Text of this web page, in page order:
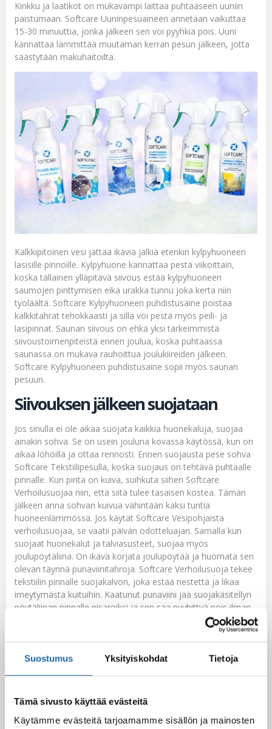
Suostumus Yksityiskohdat Tietoja
Tämä sivusto käyttää evästeitä
Käytämme evästeitä tarjoamamme sisällön ja mainosten
Kinkku ja laatikot on mukavampi laittaa puhtaaseen uuniin
paistumaan. Softcare Uuninpesuaineen annetaan vaikuttaa
15-30 minuuttia, jonka jälkeen sen voi pyyhkiä pois. Uuni
kannattaa lämmittää muutaman kerran pesun jälkeen, jotta
säästytään makuhaitoilta.
Kalkkipitoinen vesi jättää ikäviä jälkiä etenkin kylpyhuoneen
lasisille pinnoille. Kylpyhuone kannattaa pestä viikoittain,
koska tällainen ylläpitävä siivous estää kylpyhuoneen
saumojen pinttymisen eikä urakka tunnu joka kerta niin
työläältä. Softcare Kylpyhuoneen puhdistusaine poistaa
kalkkitahrat tehokkaasti ja sillä voi pestä myös peili- ja
lasipinnat. Saunan siivous on ehkä yksi tärkeimmistä
siivoustoimenpiteistä ennen joulua, koska puhtaassa
saunassa on mukava rauhoittua joulukiireiden jälkeen.
Softcare Kylpyhuoneen puhdistusaine sopii myös saunan
pesuun.
Siivouksen jälkeen suojataan
Jos sinulla ei ole aikaa suojata kaikkia huonekaluja, suojaa
ainakin sohva. Se on usein jouluna kovassa käytössä, kun on
aikaa löhöillä ja ottaa rennosti. Ennen suojausta pese sohva
Softcare Tekstiilipesulla, koska suojaus on tehtävä puhtaalle
pinnalle. Kun pinta on kuiva, suihkuta siihen Softcare
Verhoilusuojaa niin, että siitä tulee tasaisen kostea. Tämän
jälkeen anna sohvan kuivua vähintään kaksi tuntia
huoneenlämmössä. Jos käytät Softcare Vesipohjaista
verhoilusuojaa, se vaatii päivän odotteluajan. Samalla kun
suojaat huonekalut ja talviasusteet, suojaa myös
joulupöytäliina. On ikävä korjata joulupöytää ja huomata sen
olevan täynnä punaviinitahroja. Softcare Verhoilusuoja tekee
tekstiilin pinnalle suojakalvon, joka estää nestettä ja likaa
imeytymästä kuituihin. Kaatunut punaviini jää suojakäsitellyn
pöytäliinan pinnalle pisaroiksi ja sen saa pyyhittyä pois ilman
pysyviä vahinkoja ja suuria tahranpoisto-operaatioita.